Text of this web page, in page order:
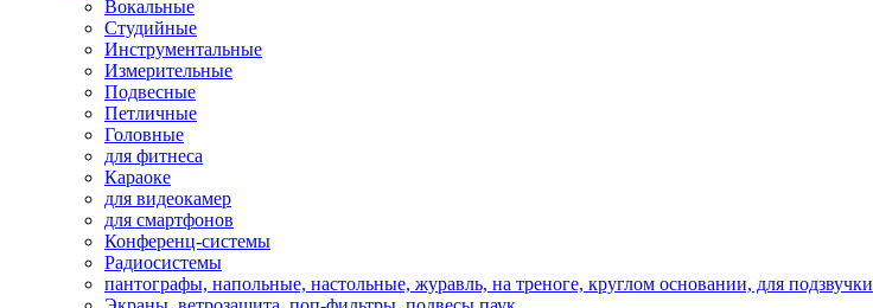
Вокальные
Студийные
Инструментальные
Измерительные
Подвесные
Петличные
Головные
для фитнеса
Караоке
для видеокамер
для смартфонов
Конференц-системы
Радиосистемы
пантографы, напольные, настольные, журавль, на треноге, круглом основании, для подзвучки